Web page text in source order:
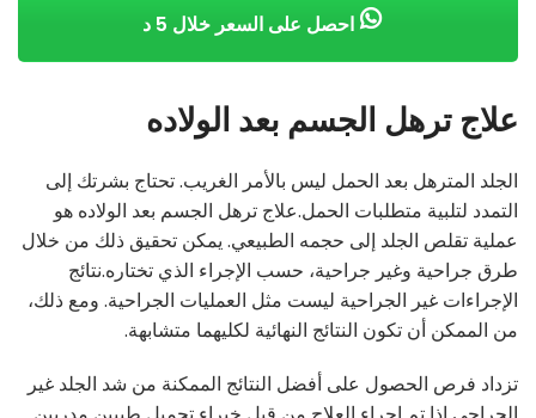
احصل على السعر خلال 5 د
علاج ترهل الجسم بعد الولاده
الجلد المترهل بعد الحمل ليس بالأمر الغريب. تحتاج بشرتك إلى
التمدد لتلبية متطلبات الحمل.علاج ترهل الجسم بعد الولاده هو
عملية تقلص الجلد إلى حجمه الطبيعي. يمكن تحقيق ذلك من خلال
طرق جراحية وغير جراحية، حسب الإجراء الذي تختاره.نتائج
الإجراءات غير الجراحية ليست مثل العمليات الجراحية. ومع ذلك،
من الممكن أن تكون النتائج النهائية لكليهما متشابهة.
تزداد فرص الحصول على أفضل النتائج الممكنة من شد الجلد غير